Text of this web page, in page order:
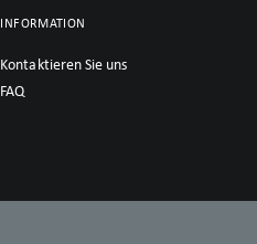
INFORMATION
Kontaktieren Sie uns
FAQ